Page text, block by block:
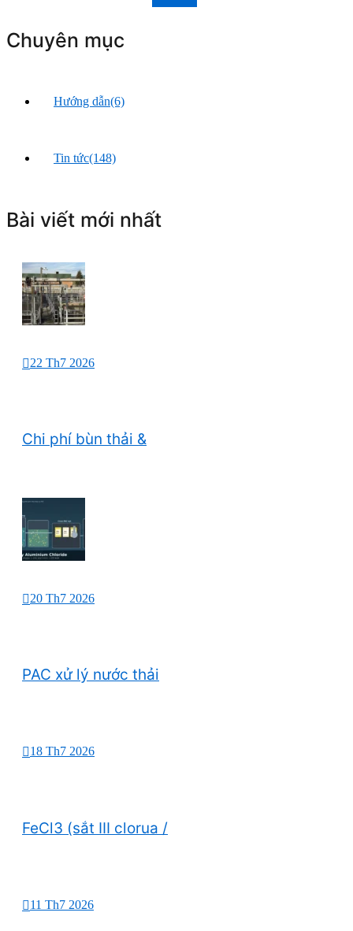
Chuyên mục
Hướng dẫn(6)
Tin tức(148)
Bài viết mới nhất
22 Th7 2026
Chi phí bùn thải &
20 Th7 2026
PAC xử lý nước thải
18 Th7 2026
FeCl3 (sắt III clorua /
11 Th7 2026